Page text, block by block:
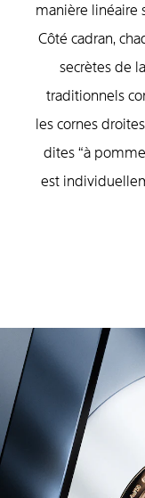
manière linéaire
Côté cadran,
secrètes de
traditionnels
les cornes
dites “à
est